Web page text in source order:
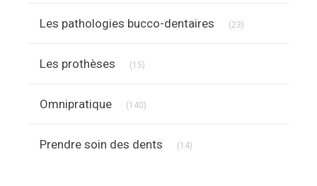
Les pathologies bucco-dentaires (23)
Les prothèses (15)
Omnipratique (140)
Prendre soin des dents (14)